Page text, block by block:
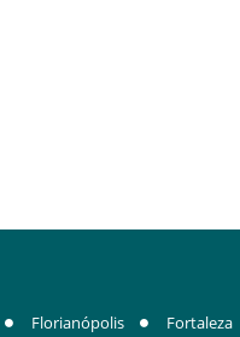
Florianópolis Fortaleza